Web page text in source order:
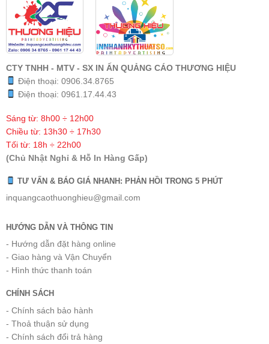
CTY TNHH - MTV - SX IN ẤN QUẢNG CÁO THƯƠNG HIỆU
Điện thoại: 0906.34.8765
Điện thoại: 0961.17.44.43
Sáng từ: 8h00 ÷ 12h00
Chiều từ: 13h30 ÷ 17h30
Tối từ: 18h ÷ 22h00
(Chủ Nhật Nghỉ & Hỗ In Hàng Gấp)
TƯ VẤN & BÁO GIÁ NHANH: PHẢN HỒI TRONG 5 PHÚT
inquangcaothuonghieu@gmail.com
HƯỚNG DẪN VÀ THÔNG TIN
- Hướng dẫn đặt hàng online
- Giao hàng và Vận Chuyển
- Hình thức thanh toán
CHÍNH SÁCH
- Chính sách bảo hành
- Thoả thuận sử dụng
- Chính sách đổi trả hàng